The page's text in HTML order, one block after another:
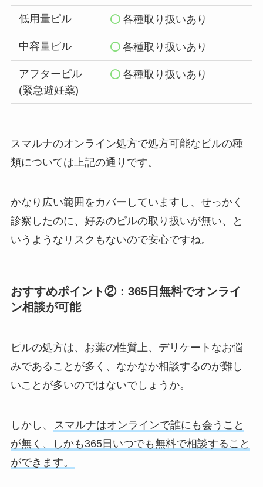
低用量ピル 各種取り扱いあり
中容量ピル 各種取り扱いあり
アフターピル
(緊急避妊薬)
各種取り扱いあり
スマルナのオンライン処方で処方可能なピルの種
類については上記の通りです。
かなり広い範囲をカバーしていますし、せっかく
診察したのに、好みのピルの取り扱いが無い、と
いうようなリスクもないので安心ですね。
おすすめポイント②：365日無料でオンライ
ン相談が可能
ピルの処方は、お薬の性質上、デリケートなお悩
みであることが多く、なかなか相談するのが難し
いことが多いのではないでしょうか。
しかし、
スマルナはオンラインで誰にも会うこと
が無く、しかも365日いつでも無料で相談すること
ができます。